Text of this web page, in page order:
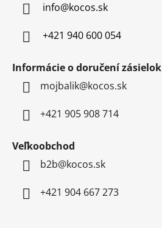
info@kocos.sk
+421 940 600 054
Informácie o doručení zásielok
mojbalik@kocos.sk
+421 905 908 714
Veľkoobchod
b2b@kocos.sk
+421 904 667 273